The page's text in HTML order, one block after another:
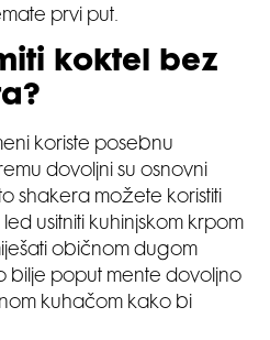
prvi put.
koktel bez
koriste posebnu
dovoljni su osnovni
shakera možete koristiti
usitniti kuhinjskom krpom
običnom dugom
bilje poput mente dovoljno
kuhačom kako bi